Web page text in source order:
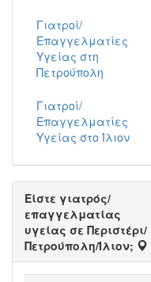
Γιατροί/
Επαγγελματίες
Υγείας στη
Πετρούπολη
Γιατροί/
Επαγγελματίες
Υγείας στο Ίλιον
Είστε γιατρός/
επαγγελματίας
υγείας σε Περιστέρι/
Πετρούπολη/Ίλιον;